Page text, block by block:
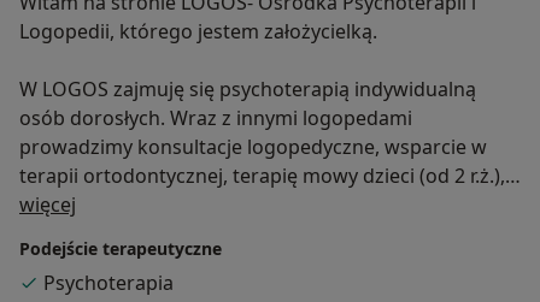
Logopedii, którego jestem założycielką.
W LOGOS zajmuję się psychoterapią indywidualną
osób dorosłych. Wraz z innymi logopedami
prowadzimy konsultacje logopedyczne, wsparcie w
terapii ortodontycznej, terapię mowy dzieci (od 2 r.ż.),
młodzieży i dorosłych Z WYJĄTKIEM TERAPII
NIEPŁYNNOŚCI MOWY/JĄKANIA.
WAŻNE INFORMACJE:
więcej
Podejście terapeutyczne
Psychoterapia